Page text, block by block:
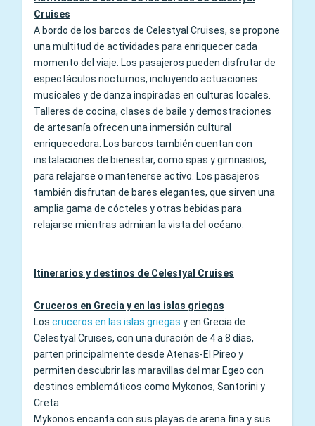
Cruises
A bordo de los barcos de Celestyal Cruises, se propone
una multitud de actividades para enriquecer cada
momento del viaje. Los pasajeros pueden disfrutar de
espectáculos nocturnos, incluyendo actuaciones
musicales y de danza inspiradas en culturas locales.
Talleres de cocina, clases de baile y demostraciones
de artesanía ofrecen una inmersión cultural
enriquecedora. Los barcos también cuentan con
instalaciones de bienestar, como spas y gimnasios,
para relajarse o mantenerse activo. Los pasajeros
también disfrutan de bares elegantes, que sirven una
amplia gama de cócteles y otras bebidas para
relajarse mientras admiran la vista del océano.
Itinerarios y destinos de Celestyal Cruises
Cruceros en Grecia y en las islas griegas
Los cruceros en las islas griegas y en Grecia de
Celestyal Cruises, con una duración de 4 a 8 días,
parten principalmente desde Atenas-El Pireo y
permiten descubrir las maravillas del mar Egeo con
destinos emblemáticos como Mykonos, Santorini y
Creta.
Mykonos encanta con sus playas de arena fina y sus